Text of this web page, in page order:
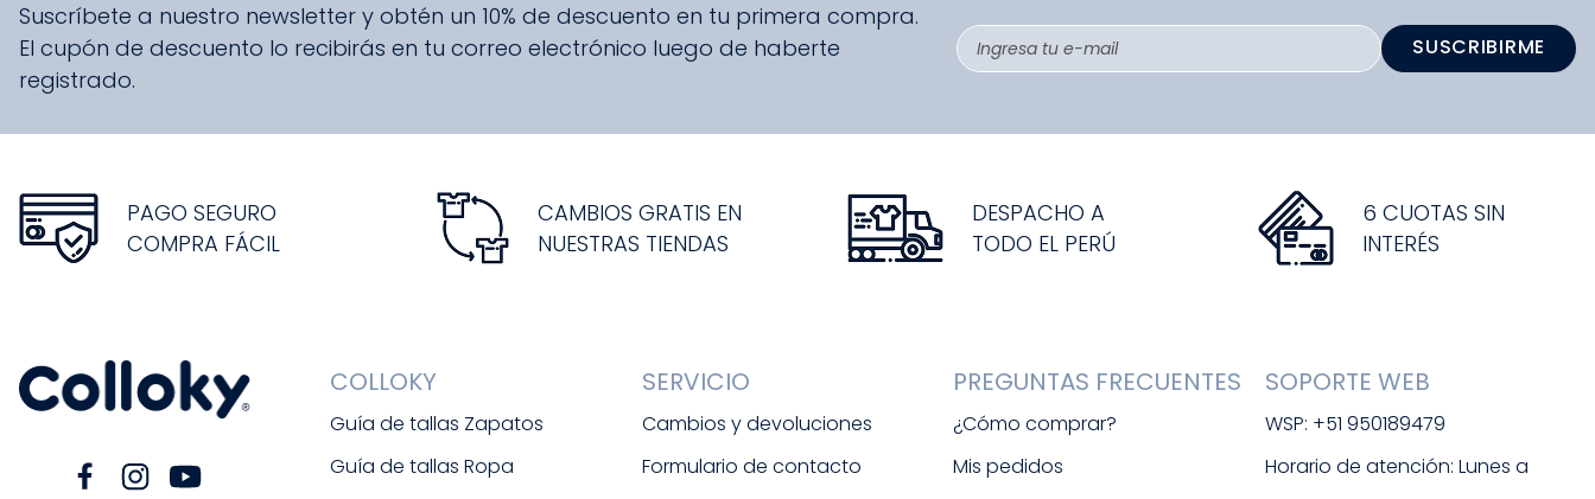
Suscríbete a nuestro newsletter y obtén un 10% de descuento en tu primera compra.
El cupón de descuento lo recibirás en tu correo electrónico luego de haberte
registrado.
SUSCRIBIRME
PAGO SEGURO
COMPRA FÁCIL
CAMBIOS GRATIS EN
NUESTRAS TIENDAS
DESPACHO A
TODO EL PERÚ
6 CUOTAS SIN
INTERÉS
COLLOKY
Guía de tallas Zapatos
Guía de tallas Ropa
SERVICIO
Cambios y devoluciones
Formulario de contacto
PREGUNTAS FRECUENTES
¿Cómo comprar?
Mis pedidos
SOPORTE WEB
WSP: +51 950189479
Horario de atención: Lunes a